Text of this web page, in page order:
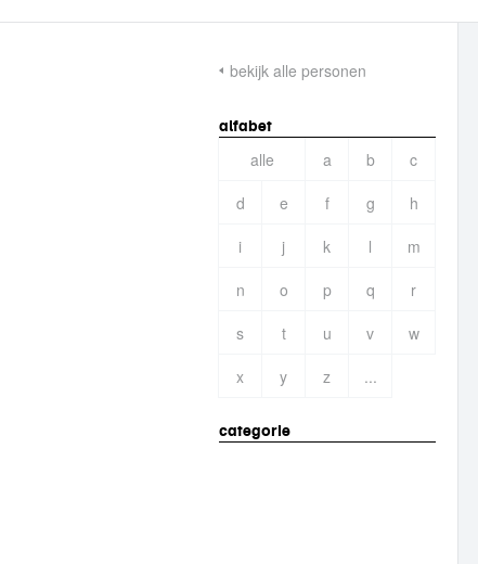
bekijk alle personen
alfabet
alle a b
c
d
e f g
h
i
j k l
m
n
o p q
r
s
t u v
w
x
y z ...
categorie